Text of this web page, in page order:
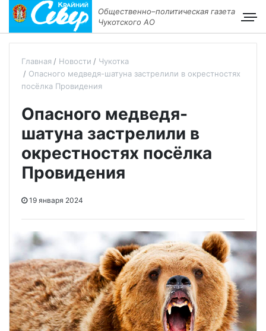
Общественно–политическая газета
Чукотского АО
Главная Новости
Чукотка
Опасного медведя-шатуна застрелили в окрестностях
посёлка Провидения
Опасного медведя-
шатуна застрелили в
окрестностях посёлка
Провидения
19 января 2024